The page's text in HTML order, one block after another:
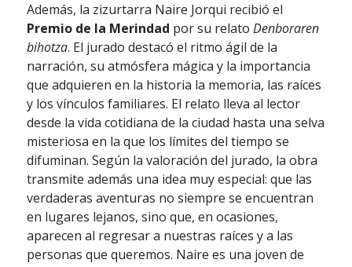
Además, la zizurtarra Naire Jorqui recibió el
Premio de la Merindad por su relato Denboraren
bihotza. El jurado destacó el ritmo ágil de la
narración, su atmósfera mágica y la importancia
que adquieren en la historia la memoria, las raíces
y los vínculos familiares. El relato lleva al lector
desde la vida cotidiana de la ciudad hasta una selva
misteriosa en la que los límites del tiempo se
difuminan. Según la valoración del jurado, la obra
transmite además una idea muy especial: que las
verdaderas aventuras no siempre se encuentran
en lugares lejanos, sino que, en ocasiones,
aparecen al regresar a nuestras raíces y a las
personas que queremos. Naire es una joven de